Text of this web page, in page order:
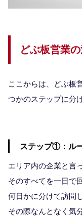
どぶ板営業
ここからは、どぶ板
つかのステップに分
ステップ①：ル
エリア内の企業と言
そのすべてを一日で
何日かに分けて訪問
その際なんとなく気